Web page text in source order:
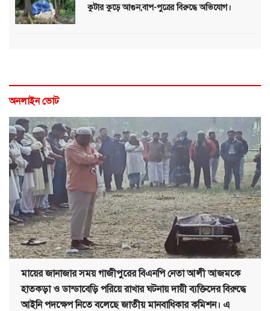
কুটার কুড়ে আগুন,বাপ-পুত্রের বিরুদ্ধে অভিযোগ।
অনলাইন ভোট
মায়ের জানাজার সময় গাজীপুরের বিএনপি নেতা আলী আজমকে
হাতকড়া ও ডান্ডাবেড়ি পরিয়ে রাখার ঘটনায় দায়ী ব্যক্তিদের বিরুদ্ধে
আইনি পদক্ষেপ নিতে বলেছে জাতীয় মানবাধিকার কমিশন। এ